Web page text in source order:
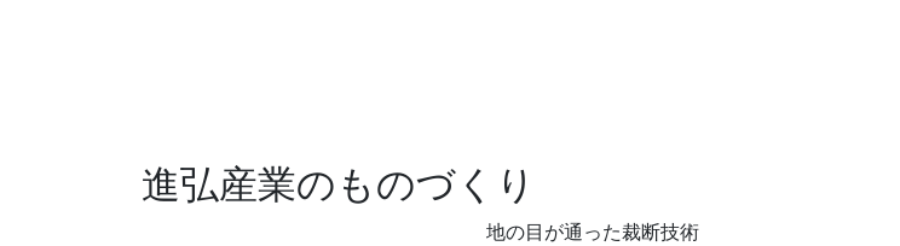
進弘産業のものづくり
地の目が通った裁断技術